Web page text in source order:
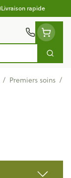
Livraison rapide
/ Premiers soins /